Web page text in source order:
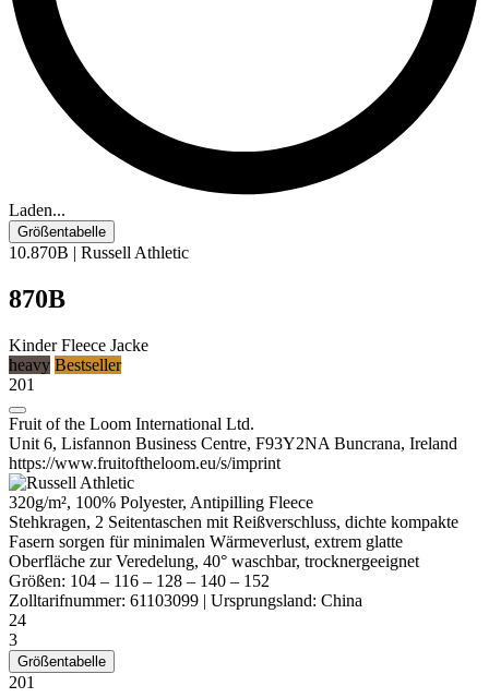
Laden...
Größentabelle
10.870B | Russell Athletic
870B
Kinder Fleece Jacke
heavy Bestseller
201
Fruit of the Loom International Ltd.
Unit 6, Lisfannon Business Centre, F93Y2NA Buncrana, Ireland
https://www.fruitoftheloom.eu/s/imprint
320g/m², 100% Polyester, Antipilling Fleece
Stehkragen, 2 Seitentaschen mit Reißverschluss, dichte kompakte
Fasern sorgen für minimalen Wärmeverlust, extrem glatte
Oberfläche zur Veredelung, 40° waschbar, trocknergeeignet
Größen: 104 – 116 – 128 – 140 – 152
Zolltarifnummer: 61103099 | Ursprungsland: China
24
3
Größentabelle
201